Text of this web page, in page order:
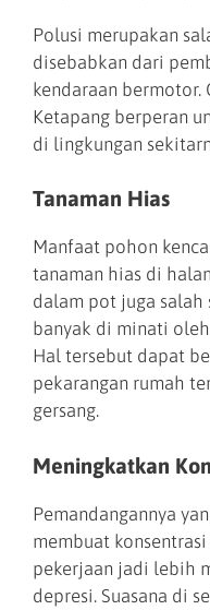
Polusi merupakan
disebabkan dari
kendaraan bermotor.
Ketapang berperan
di lingkungan
Tanaman Hias
Manfaat pohon
tanaman hias di
dalam pot juga salah
banyak di minati
Hal tersebut dapat
pekarangan rumah
gersang.
Meningkatkan
Pemandangannya
membuat
pekerjaan jadi lebih
depresi. Suasana di